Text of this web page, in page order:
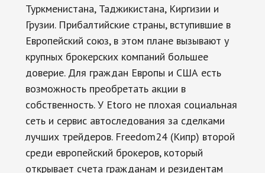
Туркменистана, Таджикистана, Киргизии и
Грузии. Прибалтийские страны, вступившие в
Европейский союз, в этом плане вызывают у
крупных брокерских компаний большее
доверие. Для граждан Европы и США есть
возможность преобретать акции в
собственность. У Etoro не плохая социальная
сеть и сервис автоследования за сделками
лучших трейдеров. Freedom24 (Кипр) второй
среди европейский брокеров, который
открывает счета гражданам и резидентам